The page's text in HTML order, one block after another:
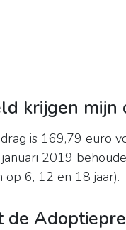
krijgen mijn
is 169,79 euro
2019
op 6, 12 en 18 jaar).
de